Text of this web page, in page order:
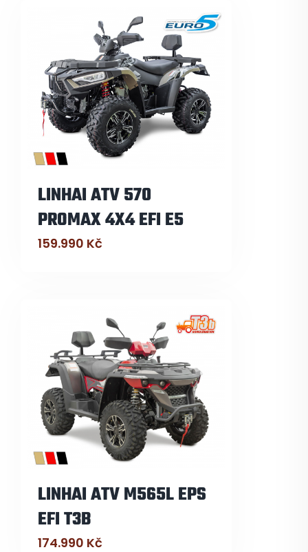
LINHAI ATV 570
PROMAX 4X4 EFI E5
159.990 Kč
LINHAI ATV M565L EPS
EFI T3B
174.990 Kč